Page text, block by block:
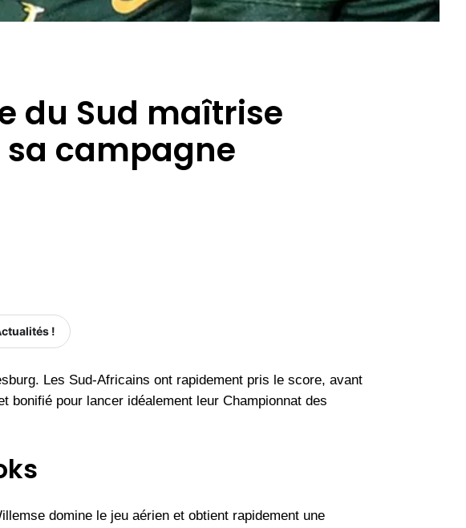
du Sud maîtrise
sa campagne
!
Les Sud-Africains ont rapidement pris le score, avant
pour lancer idéalement leur Championnat des
domine le jeu aérien et obtient rapidement une